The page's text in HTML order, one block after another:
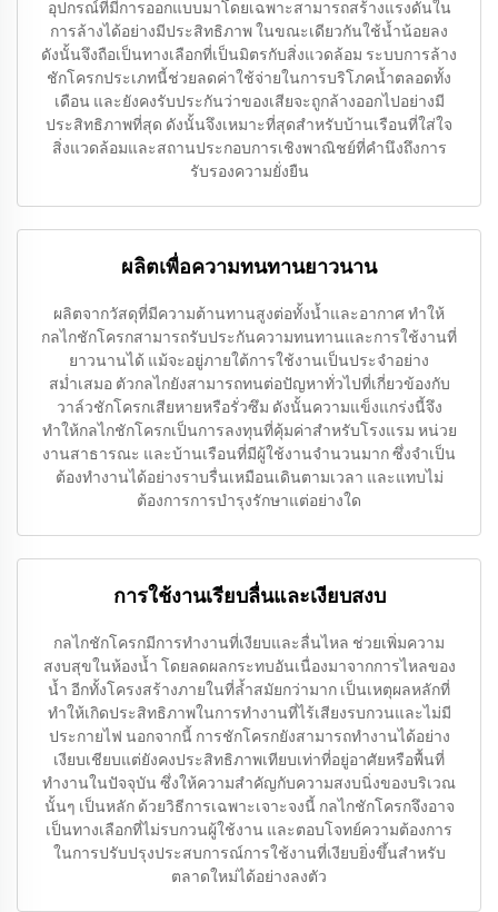
อุปกรณ์ที่มีการออกแบบมาโดยเฉพาะสามารถสร้างแรงดันใน
การล้างได้อย่างมีประสิทธิภาพ ในขณะเดียวกันใช้น้ำน้อยลง
ดังนั้นจึงถือเป็นทางเลือกที่เป็นมิตรกับสิ่งแวดล้อม ระบบการล้าง
ชักโครกประเภทนี้ช่วยลดค่าใช้จ่ายในการบริโภคน้ำตลอดทั้ง
เดือน และยังคงรับประกันว่าของเสียจะถูกล้างออกไปอย่างมี
ประสิทธิภาพที่สุด ดังนั้นจึงเหมาะที่สุดสำหรับบ้านเรือนที่ใส่ใจ
สิ่งแวดล้อมและสถานประกอบการเชิงพาณิชย์ที่คำนึงถึงการ
รับรองความยั่งยืน
ผลิตเพื่อความทนทานยาวนาน
ผลิตจากวัสดุที่มีความต้านทานสูงต่อทั้งน้ำและอากาศ ทำให้
กลไกชักโครกสามารถรับประกันความทนทานและการใช้งานที่
ยาวนานได้ แม้จะอยู่ภายใต้การใช้งานเป็นประจำอย่าง
สม่ำเสมอ ตัวกลไกยังสามารถทนต่อปัญหาทั่วไปที่เกี่ยวข้องกับ
วาล์วชักโครกเสียหายหรือรั่วซึม ดังนั้นความแข็งแกร่งนี้จึง
ทำให้กลไกชักโครกเป็นการลงทุนที่คุ้มค่าสำหรับโรงแรม หน่วย
งานสาธารณะ และบ้านเรือนที่มีผู้ใช้งานจำนวนมาก ซึ่งจำเป็น
ต้องทำงานได้อย่างราบรื่นเหมือนเดินตามเวลา และแทบไม่
ต้องการการบำรุงรักษาแต่อย่างใด
การใช้งานเรียบลื่นและเงียบสงบ
กลไกชักโครกมีการทำงานที่เงียบและลื่นไหล ช่วยเพิ่มความ
สงบสุขในห้องน้ำ โดยลดผลกระทบอันเนื่องมาจากการไหลของ
น้ำ อีกทั้งโครงสร้างภายในที่ล้ำสมัยกว่ามาก เป็นเหตุผลหลักที่
ทำให้เกิดประสิทธิภาพในการทำงานที่ไร้เสียงรบกวนและไม่มี
ประกายไฟ นอกจากนี้ การชักโครกยังสามารถทำงานได้อย่าง
เงียบเชียบแต่ยังคงประสิทธิภาพเทียบเท่าที่อยู่อาศัยหรือพื้นที่
ทำงานในปัจจุบัน ซึ่งให้ความสำคัญกับความสงบนิ่งของบริเวณ
นั้นๆ เป็นหลัก ด้วยวิธีการเฉพาะเจาะจงนี้ กลไกชักโครกจึงอาจ
เป็นทางเลือกที่ไม่รบกวนผู้ใช้งาน และตอบโจทย์ความต้องการ
ในการปรับปรุงประสบการณ์การใช้งานที่เงียบยิ่งขึ้นสำหรับ
ตลาดใหม่ได้อย่างลงตัว